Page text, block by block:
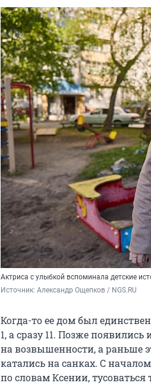
Актриса с улыбкой вспоминала детские
Источник: Александр Ощепков / NGS.RU
Когда-то ее дом был
1, а сразу 11. Позже
на возвышенности, а раньше
катались на санках. С
по словам Ксении,